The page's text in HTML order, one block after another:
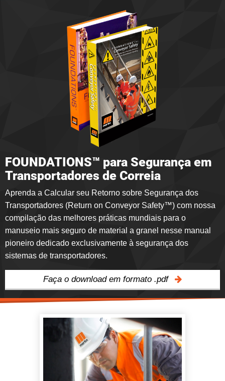
FOUNDATIONS™ para Segurança em
Transportadores de Correia
Aprenda a Calcular seu Retorno sobre Segurança dos
Transportadores (Return on Conveyor Safety™) com nossa
compilação das melhores práticas mundiais para o
manuseio mais seguro de material a granel nesse manual
pioneiro dedicado exclusivamente à segurança dos
sistemas de transportadores.
Faça o download em formato .pdf